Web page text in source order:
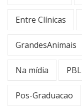
Entre Clínicas
GrandesAnimais
Na mídia PBL
Pos-Graduacao